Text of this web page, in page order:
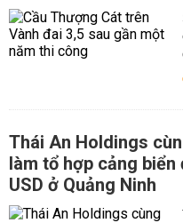
Thái An Holdings
làm tổ hợp cảng
USD ở Quảng Ninh